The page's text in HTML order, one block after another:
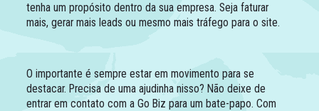
tenha um propósito dentro da sua empresa. Seja faturar
mais, gerar mais leads ou mesmo mais tráfego para o site.
O importante é sempre estar em movimento para se
destacar. Precisa de uma ajudinha nisso? Não deixe de
entrar em contato com a Go Biz para um bate-papo. Com